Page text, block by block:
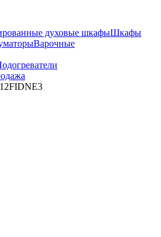
духовые шкафыШкафы
Варочные